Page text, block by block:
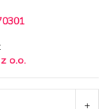
o.o.